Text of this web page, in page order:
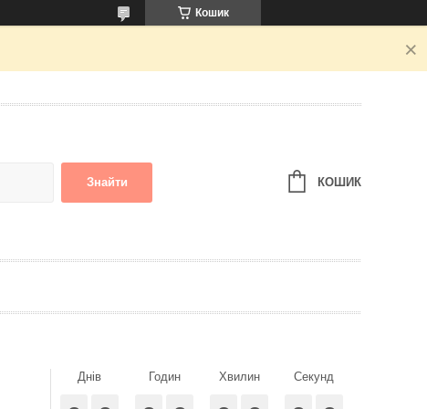
Кошик
Знайти КОШИК
Днів Годин Хвилин Секунд